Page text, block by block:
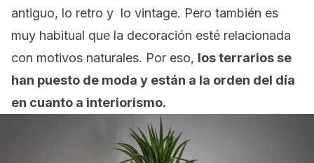
antiguo, lo retro y lo vintage. Pero también es
muy habitual que la decoración esté relacionada
con motivos naturales. Por eso, los terrarios se
han puesto de moda y están a la orden del día
en cuanto a interiorismo.